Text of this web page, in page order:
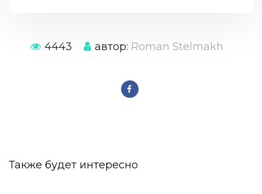
4443 автор: Roman Stelmakh
Также будет интересно